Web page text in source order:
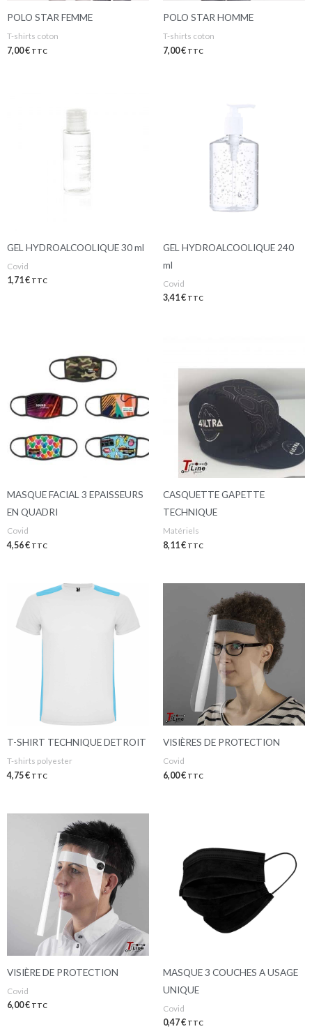
POLO STAR FEMME
T-shirts coton
7,00€ TTC
POLO STAR HOMME
T-shirts coton
7,00€ TTC
GEL HYDROALCOOLIQUE 30 ml
Covid
1,71€ TTC
GEL HYDROALCOOLIQUE 240
ml
Covid
3,41€ TTC
MASQUE FACIAL 3 EPAISSEURS
EN QUADRI
Covid
4,56€ TTC
CASQUETTE GAPETTE
TECHNIQUE
Matériels
8,11€ TTC
T-SHIRT TECHNIQUE DETROIT
T-shirts polyester
4,75€ TTC
VISIÈRES DE PROTECTION
Covid
6,00€ TTC
VISIÈRE DE PROTECTION
Covid
6,00€ TTC
MASQUE 3 COUCHES A USAGE
UNIQUE
Covid
0,47€ TTC